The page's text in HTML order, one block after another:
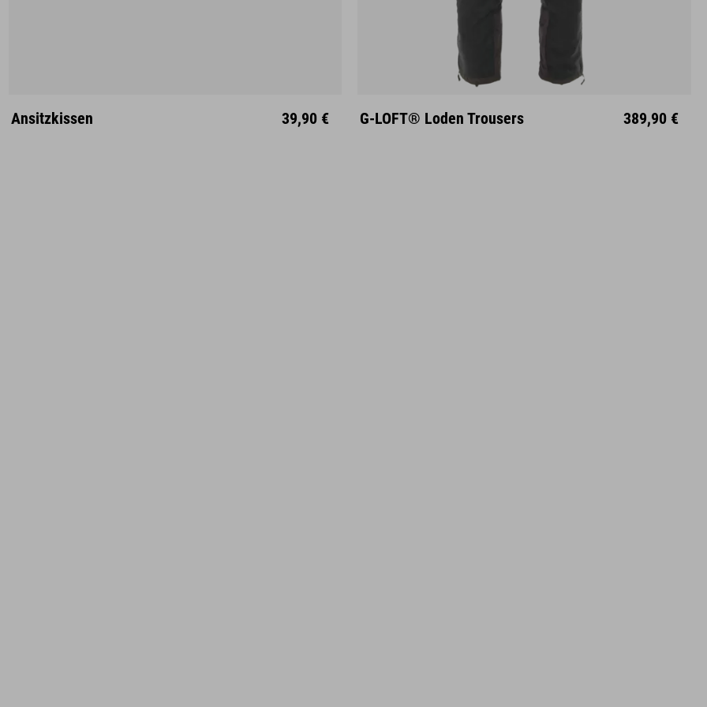
Ansitzkissen 39,90 € S M L
G-LOFT® Loden Trousers 389,90 €